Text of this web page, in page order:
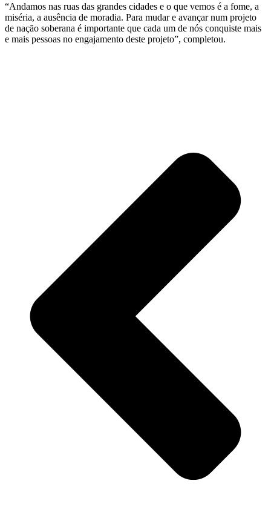
“Andamos nas ruas das grandes cidades e o que vemos é a fome, a
miséria, a ausência de moradia. Para mudar e avançar num projeto
de nação soberana é importante que cada um de nós conquiste mais
e mais pessoas no engajamento deste projeto”, completou.